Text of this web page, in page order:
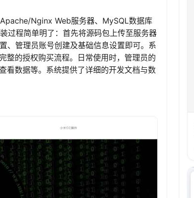
Nginx Web服务器、MySQL数据库
过程简单明了：首先将源码包上传至服务器
、管理员账号创建及基础信息设置即可。系
整的授权购买流程。日常使用时，管理员的
看数据等。系统提供了详细的开发文档与数